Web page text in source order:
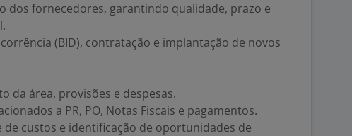
dos fornecedores, garantindo qualidade, prazo e
(BID), contratação e implantação de novos
da área, provisões e despesas.
a PR, PO, Notas Fiscais e pagamentos.
custos e identificação de oportunidades de